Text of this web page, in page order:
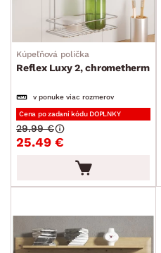
Kúpeľňová polička
Reflex Luxy 2, chrometherm
v ponuke viac rozmerov
Cena po zadaní kódu DOPLNKY
25.49 €
29.99 €